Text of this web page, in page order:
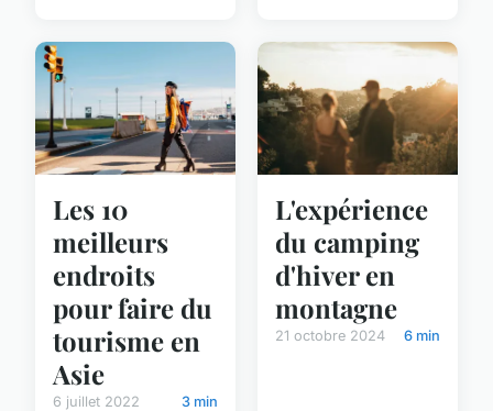
Les 10
meilleurs
endroits
pour faire du
tourisme en
Asie
6 juillet 2022 3 min
L'expérience
du camping
d'hiver en
montagne
21 octobre 2024 6 min